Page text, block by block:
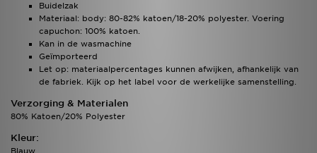
Buidelzak
Materiaal: body: 80-82% katoen/18-20% polyester. Voering
capuchon: 100% katoen.
Kan in de wasmachine
Geïmporteerd
Let op: materiaalpercentages kunnen afwijken, afhankelijk van
de fabriek. Kijk op het label voor de werkelijke samenstelling.
Verzorging & Materialen
80% Katoen/20% Polyester
Kleur:
Blauw